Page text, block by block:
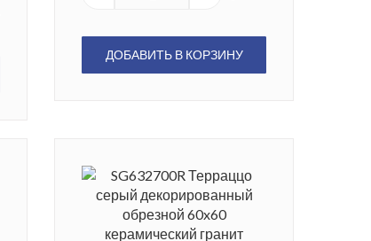
ДОБАВИТЬ В КОРЗИНУ